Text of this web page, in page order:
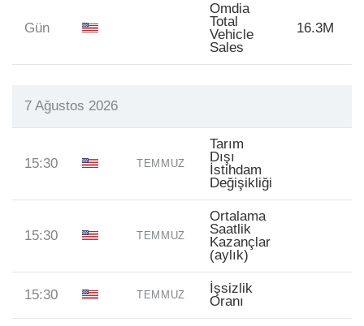
Gün
Omdia
Total
Vehicle
Sales
16.3M
7 Ağustos 2026
15:30 TEMMUZ
Tarım
Dışı
İstihdam
Değişikliği
15:30 TEMMUZ
Ortalama
Saatlik
Kazançlar
(aylık)
15:30 TEMMUZ
İşsizlik
Oranı